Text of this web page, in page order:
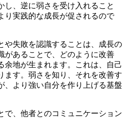
し、逆に弱さを受け入れること
り実践的な成長が促されるので
や失敗を認識することは、成長の
があることで、どのように改善
余地が生まれます。これは、自己
ます。弱さを知り、それを改善す
、より強い自分を作り上げる基盤
で、他者とのコミュニケーション